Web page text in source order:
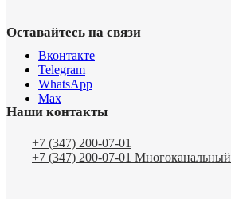
Оставайтесь на связи
Вконтакте
Telegram
WhatsApp
Max
Наши контакты
+7 (347) 200-07-01
+7 (347) 200-07-01 Многоканальный